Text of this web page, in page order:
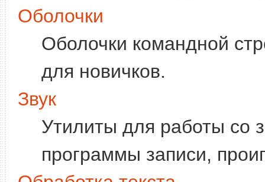
Оболочки
Оболочки командной
для новичков.
Звук
Утилиты для работы со
программы записи,